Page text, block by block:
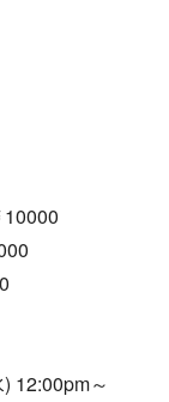
12:00pm～